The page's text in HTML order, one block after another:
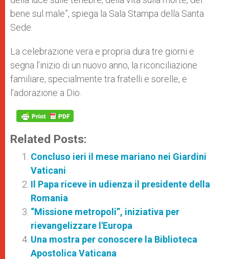
bene sul male”, spiega la Sala Stampa della Santa
Sede.
La celebrazione vera e propria dura tre giorni e
segna l’inizio di un nuovo anno, la riconciliazione
familiare, specialmente tra fratelli e sorelle, e
l’adorazione a Dio.
Related Posts:
Concluso ieri il mese mariano nei Giardini
Vaticani
Il Papa riceve in udienza il presidente della
Romania
“Missione metropoli”, iniziativa per
rievangelizzare l'Europa
Una mostra per conoscere la Biblioteca
Apostolica Vaticana